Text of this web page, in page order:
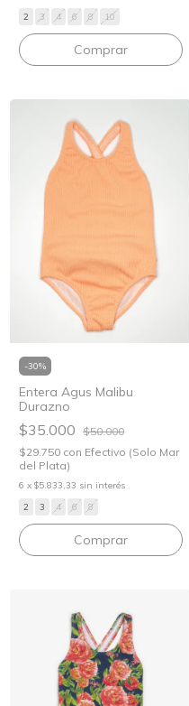
2
3 4 6 8 10
Comprar
-30%
Entera Agus Malibu
Durazno
$35.000 $50.000
$29.750 con Efectivo (Solo Mar
del Plata)
6 x $5.833,33 sin interés
2
3 4 6 8
Comprar